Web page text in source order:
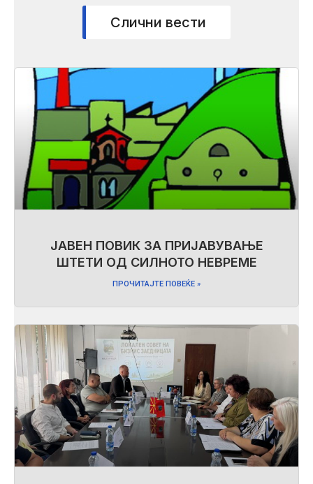
Слични вести
ЈАВЕН ПОВИК ЗА ПРИЈАВУВАЊЕ
ШТЕТИ ОД СИЛНОТО НЕВРЕМЕ
ПРОЧИТАЈТЕ ПОВЕЌЕ »